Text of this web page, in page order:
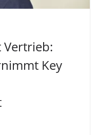
Key